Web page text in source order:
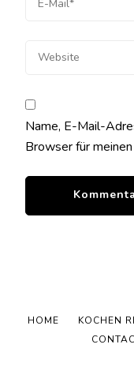
Name, E-Mail-
Browser für
HOME KOCHEN